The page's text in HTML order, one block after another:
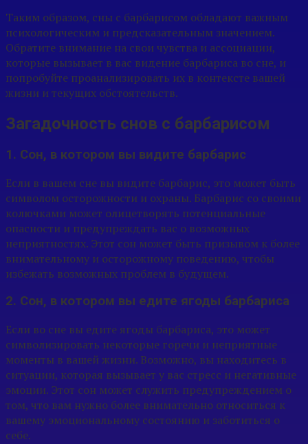
Таким образом, сны с барбарисом обладают важным
психологическим и предсказательным значением.
Обратите внимание на свои чувства и ассоциации,
которые вызывает в вас видение барбариса во сне, и
попробуйте проанализировать их в контексте вашей
жизни и текущих обстоятельств.
Загадочность снов с барбарисом
1. Сон, в котором вы видите барбарис
Если в вашем сне вы видите барбарис, это может быть
символом осторожности и охраны. Барбарис со своими
колючками может олицетворять потенциальные
опасности и предупреждать вас о возможных
неприятностях. Этот сон может быть призывом к более
внимательному и осторожному поведению, чтобы
избежать возможных проблем в будущем.
2. Сон, в котором вы едите ягоды барбариса
Если во сне вы едите ягоды барбариса, это может
символизировать некоторые горечи и неприятные
моменты в вашей жизни. Возможно, вы находитесь в
ситуации, которая вызывает у вас стресс и негативные
эмоции. Этот сон может служить предупреждением о
том, что вам нужно более внимательно относиться к
вашему эмоциональному состоянию и заботиться о
себе.